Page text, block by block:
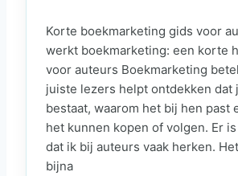
Korte boekmarketing gids voor
werkt boekmarketing: een korte
voor auteurs Boekmarketing
juiste lezers helpt ontdekken dat
bestaat, waarom het bij hen past
het kunnen kopen of volgen. Er
dat ik bij auteurs vaak herken.
bijna